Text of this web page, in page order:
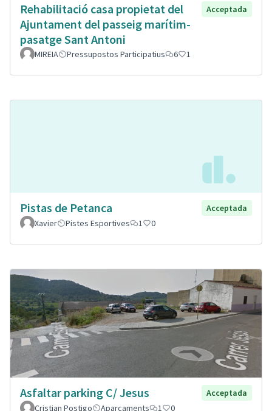
Rehabilitació casa propietat del
Ajuntament del passeig marítim-
pasatge Sant Antoni
Acceptada
MIREIA Pressupostos Participatius 6 1
Pistas de Petanca
Acceptada
Xavier
Pistes Esportives 1 0
Asfaltar parking C/ Jesus
Acceptada
Cristian Postigo
Aparcaments 1 0